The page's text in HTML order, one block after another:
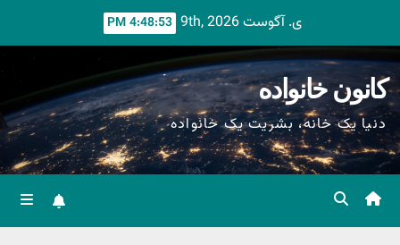
content
ی. آگوست 9th, 2026 4:48:54 PM
کانون خانواده
دنیا یک خانه، بشریت یک خانواده